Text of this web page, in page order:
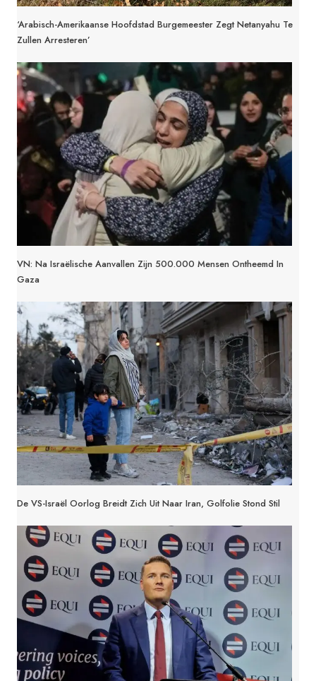
‘Arabisch-Amerikaanse Hoofdstad Burgemeester Zegt Netanyahu Te
Zullen Arresteren’
VN: Na Israëlische Aanvallen Zijn 500.000 Mensen Ontheemd In
Gaza
De VS-Israël Oorlog Breidt Zich Uit Naar Iran, Golfolie Stond Stil